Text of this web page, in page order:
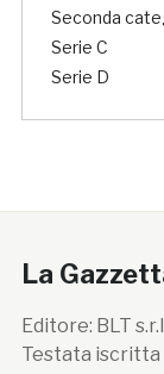
Seconda
Serie C
Serie D
La
Editore: BLT
Testata iscritta